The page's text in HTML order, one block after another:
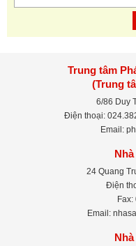
Trung tâm
(Trung
6/86 Duy
Điện thoại:
Email:
24 Quang
Điện
Fax:
Email: